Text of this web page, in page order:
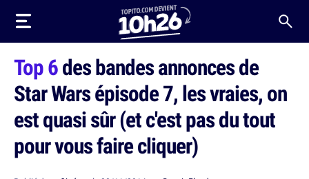
Top 6des bandes annonces de
Star Wars épisode 7, les vraies, on
est quasi sûr (et c'est pas du tout
pour vous faire cliquer)